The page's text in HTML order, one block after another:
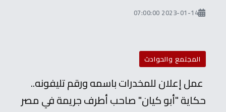
2023-01-14 07:00:00
المجتمع والحوادث
عمل إعلان للمخدرات باسمه ورقم تليفونه..
حكاية "أبو كيان" صاحب أطرف جريمة في مصر